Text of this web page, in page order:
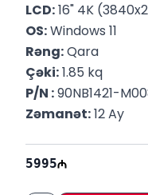
LCD: 16" 4K
OS: Windows 11
Rəng: Qara
Çəki: 1.85 kq
P/N : 90NB1421-
Zəmanət: 12 Ay
5995